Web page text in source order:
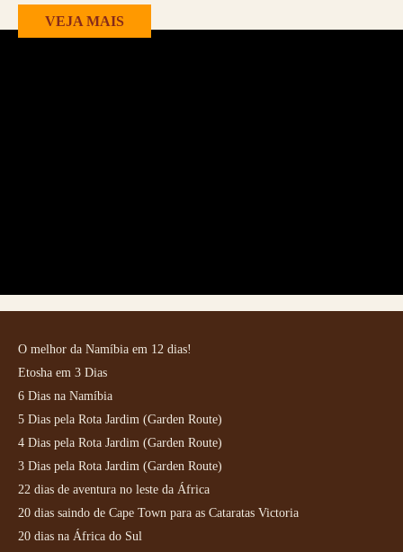
VEJA MAIS
O melhor da Namíbia em 12 dias!
Etosha em 3 Dias
6 Dias na Namíbia
5 Dias pela Rota Jardim (Garden Route)
4 Dias pela Rota Jardim (Garden Route)
3 Dias pela Rota Jardim (Garden Route)
22 dias de aventura no leste da África
20 dias saindo de Cape Town para as Cataratas Victoria
20 dias na África do Sul